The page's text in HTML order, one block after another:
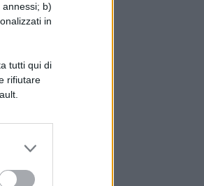
b)
in
tutti qui di
rifiutare